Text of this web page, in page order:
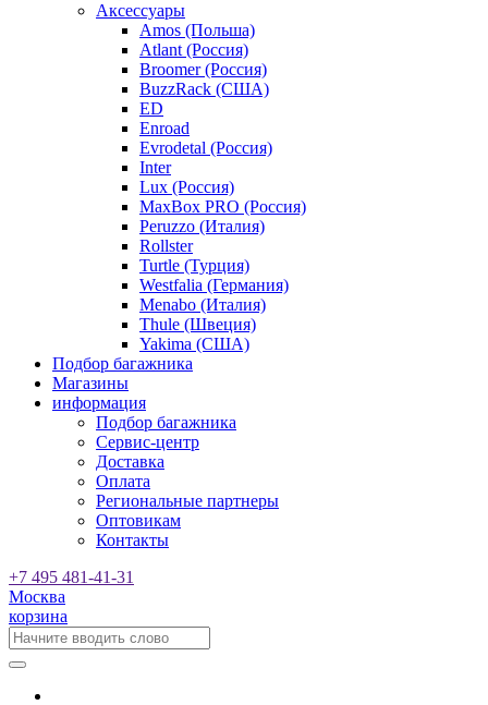
Аксессуары
Amos (Польша)
Atlant (Россия)
Broomer (Россия)
BuzzRack (США)
ED
Enroad
Evrodetal (Россия)
Inter
Lux (Россия)
MaxBox PRO (Россия)
Peruzzo (Италия)
Rollster
Turtle (Турция)
Westfalia (Германия)
Menabo (Италия)
Thule (Швеция)
Yakima (США)
Подбор багажника
Магазины
информация
Подбор багажника
Сервис-центр
Доставка
Оплата
Региональные партнеры
Оптовикам
Контакты
+7 495 481-41-31
Москва
корзина